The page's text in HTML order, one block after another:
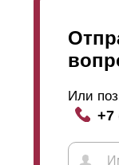
Или
+7